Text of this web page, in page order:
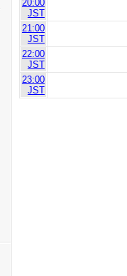
20:00
JST
21:00
JST
22:00
JST
23:00
JST